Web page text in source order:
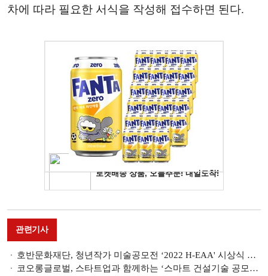
차에 따라 필요한 서식을 작성해 접수하면 된다.
관련기사
호반문화재단, 청년작가 미술공모전 ‘2022 H-EAA' 시상식 개최
코오롱글로벌, 스타트업과 함께하는 ‘스마트 건설기술 공모전’ 전개